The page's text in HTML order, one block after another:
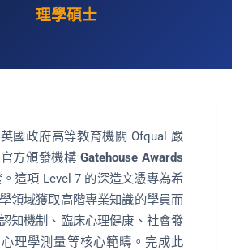
理學碩士
國政府高等教育機關 Ofqual 嚴
方頒發機構Gatehouse Awards
這項 Level 7 的深造文憑專為希
領域獲取高階專業知識的學員而
知機制、臨床心理健康、社會發
理學測量等核心範疇。完成此